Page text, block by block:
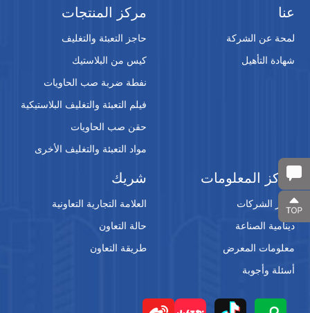
عنا
لمحة عن الشركة
شهادة التأهيل
مركز المنتجات
حاجز التعبئة والتغليف
كيس من البلاستيك
نفطة ضربة صب الحاويات
فيلم التعبئة والتغليف البلاستيكية
حقن صب الحاويات
مواد التعبئة والتغليف الأخرى
مركز المعلومات
أخبار الشركات
دينامية الصناعة
معلومات المعرض
أسئلة وأجوبة
شريك
العلامة التجارية التعاونية
حالة التعاون
طريقة التعاون